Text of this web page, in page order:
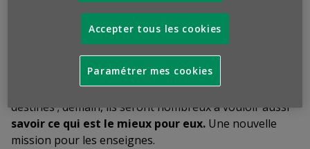
eux beaucoup plus efficacement, et de façon moins
explicitement commerciale, qu’à travers l’analyse des
données récupérées via un programme de fidélité.
Jusqu’à présent, les consommateurs étaient désireux
de connaître les origines des produits qui leur étaient
destinés ; demain, ils seront nombreux à vouloir aussi
savoir ce qui est le mieux pour eux. Une nouvelle
mission pour les enseignes.
Accepter tous les cookies
Paramétrer mes cookies